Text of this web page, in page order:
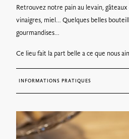
Retrouvez notre pain au levain,
vinaigres, miel… Quelques belles
gourmandises…
Ce lieu fait la part belle a ce que nous
INFORMATIONS PRATIQUES
du jeudi au dimanche de 9h30 à
le lundi de 9h à 12h (à partir d’Avril)